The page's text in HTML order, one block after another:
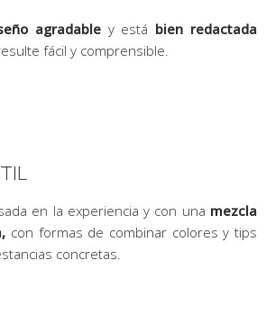
agradabley está bien redactada
fácil y comprensible.
en la experiencia y con una mezcla
con formas de combinar colores y tips
concretas.